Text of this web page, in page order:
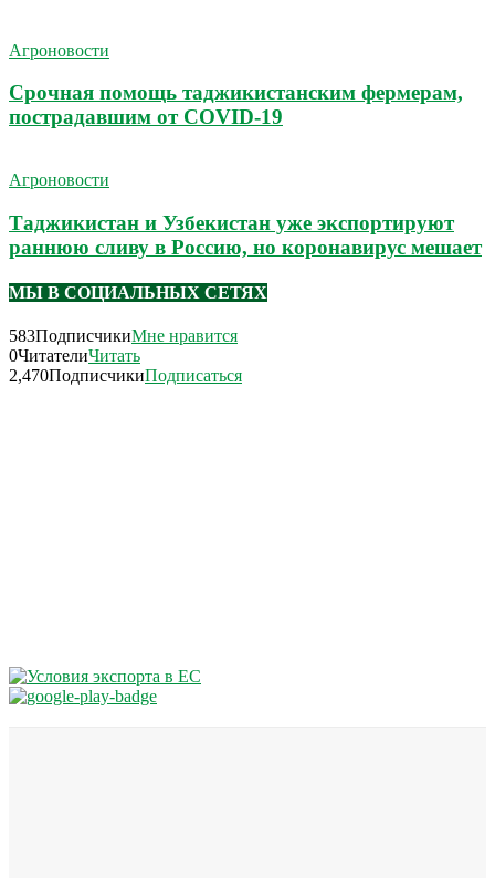
Агроновости
Срочная помощь таджикистанским фермерам,
пострадавшим от COVID-19
Агроновости
Таджикистан и Узбекистан уже экспортируют
раннюю сливу в Россию, но коронавирус мешает
МЫ В СОЦИАЛЬНЫХ СЕТЯХ
583ПодписчикиМне нравится
0ЧитателиЧитать
2,470ПодписчикиПодписаться